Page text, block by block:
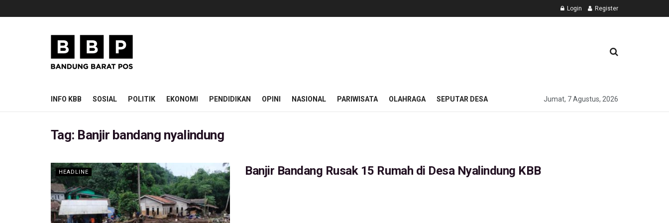
Login Register
INFO KBB SOSIAL POLITIK EKONOMI PENDIDIKAN OPINI NASIONAL PARIWISATA OLAHRAGA SEPUTAR DESA Jumat, 7 Agustus, 2026
Tag: Banjir bandang nyalindung
HEADLINE Banjir Bandang Rusak 15 Rumah di Desa Nyalindung KBB